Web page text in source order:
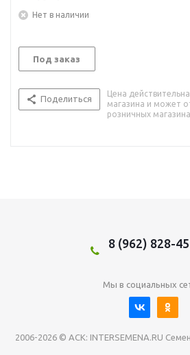
Нет в наличии
Под заказ
Поделиться
Цена
магазина и может
розничных
8 (962) 828-
Мы в социальных
2006-2026 © АСК: INTERSEMENA.RU